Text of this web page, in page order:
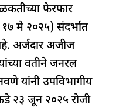
फेरफार
मे २०२५) संदर्भात
अर्जदार अजीज
वतीने जनरल
यांनी उपविभागीय
२३ जून २०२५ रोजी